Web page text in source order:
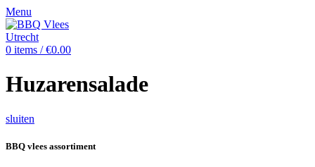
Menu
0 items / €0.00
Huzarensalade
sluiten
BBQ vlees assortiment